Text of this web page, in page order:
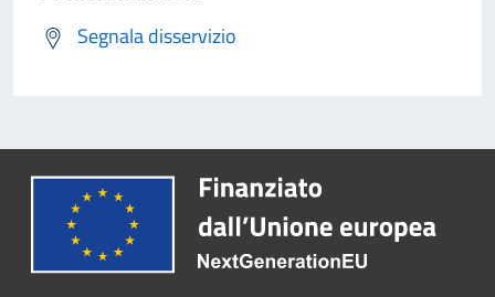
Segnala disservizio